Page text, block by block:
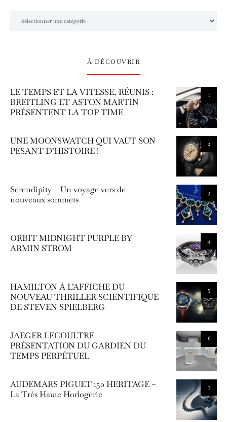
À DÉCOUVRIR
1
LE TEMPS ET LA VITESSE, RÉUNIS :
BREITLING ET ASTON MARTIN
PRÉSENTENT LA TOP TIME
2
UNE MOONSWATCH QUI VAUT SON
PESANT D’HISTOIRE !
3
Serendipity – Un voyage vers de
nouveaux sommets
4
ORBIT MIDNIGHT PURPLE BY
ARMIN STROM
5
HAMILTON À L’AFFICHE DU
NOUVEAU THRILLER SCIENTIFIQUE
DE STEVEN SPIELBERG
6
JAEGER LECOULTRE –
PRÉSENTATION DU GARDIEN DU
TEMPS PERPÉTUEL
7
AUDEMARS PIGUET 150 HERITAGE –
La Très Haute Horlogerie